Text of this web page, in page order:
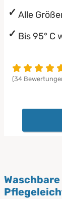
Alle
Bis 95° C
(34